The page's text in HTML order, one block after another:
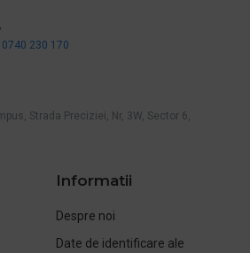
0740 230 170
Strada Preciziei, Nr, 3W, Sector 6,
Informatii
Despre noi
Date de identificare ale